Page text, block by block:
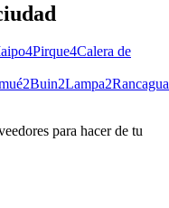
4Pirque4Calera de
2Buin2Lampa2Rancagua
para hacer de tu